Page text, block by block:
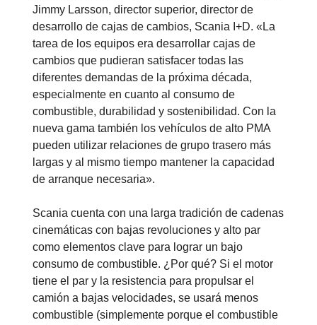
Jimmy Larsson, director superior, director de
desarrollo de cajas de cambios, Scania I+D. «La
tarea de los equipos era desarrollar cajas de
cambios que pudieran satisfacer todas las
diferentes demandas de la próxima década,
especialmente en cuanto al consumo de
combustible, durabilidad y sostenibilidad. Con la
nueva gama también los vehículos de alto PMA
pueden utilizar relaciones de grupo trasero más
largas y al mismo tiempo mantener la capacidad
de arranque necesaria».
Scania cuenta con una larga tradición de cadenas
cinemáticas con bajas revoluciones y alto par
como elementos clave para lograr un bajo
consumo de combustible. ¿Por qué? Si el motor
tiene el par y la resistencia para propulsar el
camión a bajas velocidades, se usará menos
combustible (simplemente porque el combustible